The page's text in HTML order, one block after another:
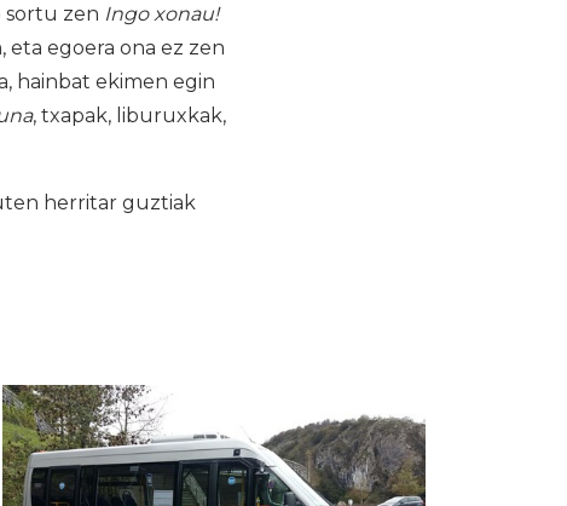
sortu zen Ingo xonau!
egoera ona ez zen
hainbat ekimen egin
, txapak, liburuxkak,
herritar guztiak